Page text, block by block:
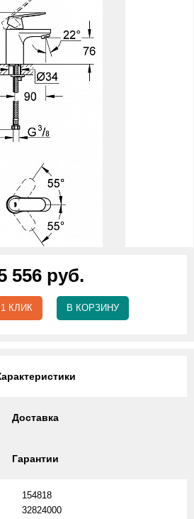
556 руб.
КЛИК В КОРЗИНУ
Доставка
Гарантии
154818
32824000